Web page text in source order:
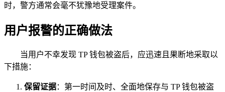
时，警方通常会毫不犹豫地受理案件。
用户报警的正确做法
当用户不幸发现 TP 钱包被盗后，应迅速且果断地采取以
下措施：
保留证据：第一时间及时、全面地保存与 TP 钱包被盗